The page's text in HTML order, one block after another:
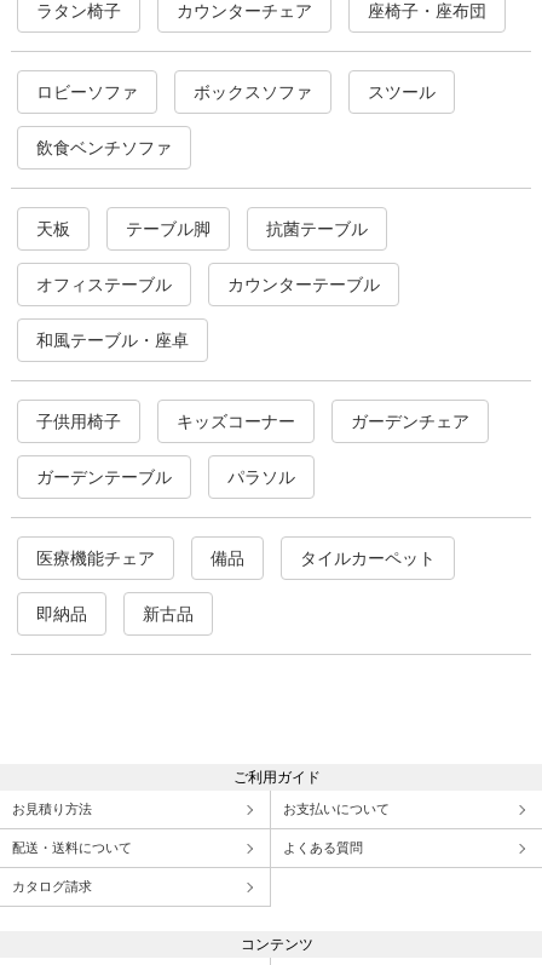
ラタン椅子 カウンターチェア 座椅子・座布団
ロビーソファ ボックスソファ スツール
飲食ベンチソファ
天板 テーブル脚 抗菌テーブル
オフィステーブル カウンターテーブル
和風テーブル・座卓
子供用椅子 キッズコーナー ガーデンチェア
ガーデンテーブル パラソル
医療機能チェア 備品 タイルカーペット
即納品 新古品
ご利用ガイド
お見積り方法 お支払いについて
配送・送料について よくある質問
カタログ請求
コンテンツ